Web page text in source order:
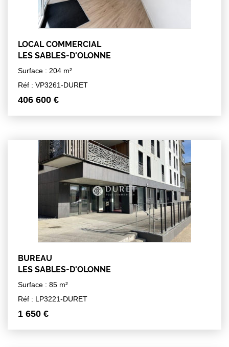
LOCAL COMMERCIAL
LES SABLES-D'OLONNE
Surface : 204 m²
Réf : VP3261-DURET
406 600 €
BUREAU
LES SABLES-D'OLONNE
Surface : 85 m²
Réf : LP3221-DURET
1 650 €